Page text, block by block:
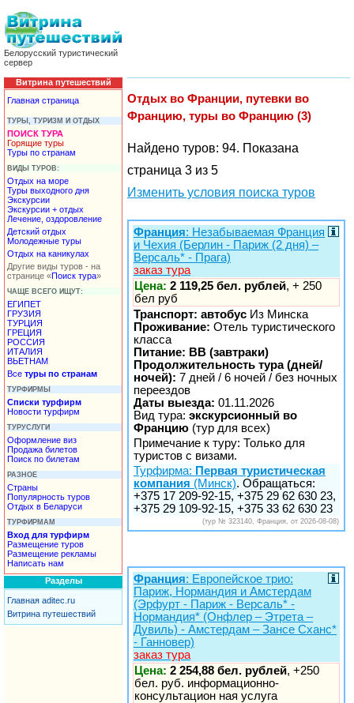
Белорусский туристический
сервер
Витрина путешествий
Главная страница
ТУРЫ, ТУРИЗМ И ОТДЫХ
ПОИСК ТУРА
Горящие туры
Туры по странам
ВИДЫ ТУРОВ:
Отдых на море
Туры выходного дня
Экскурсии
Экскурсии + отдых
Лечение, оздоровление
Детский отдых
Молодежные туры
Отдых на каникулах
Другие виды туров - на
странице «Поиск тура»
ЧАЩЕ ВСЕГО ИЩУТ:
ЕГИПЕТ
ГРУЗИЯ
ТУРЦИЯ
ГРЕЦИЯ
РОССИЯ
ИТАЛИЯ
ВЬЕТНАМ
Все туры по странам
ТУРФИРМЫ
Списки турфирм
Новости турфирм
ТУРУСЛУГИ
Оформление виз
Продажа билетов
Поиск по билетам
РАЗНОЕ
Страны
Популярность туров
Отдых в Беларуси
ТУРФИРМАМ
Вход для турфирм
Размещение туров
Размещение рекламы
Написать нам
Разделы
Главная aditec.ru
Витрина путешествий
Отдых во Франции, путевки во
Францию, туры во Францию (3)
Найдено туров: 94. Показана
страница 3 из 5
Изменить условия поиска туров
Франция: Незабываемая Франция
и Чехия (Берлин - Париж (2 дня) –
Версаль* - Прага)
заказ тура
Цена: 2 119,25 бел. рублей, + 250
бел руб
Транспорт: автобус Из Минска
Проживание: Отель туристического
класса
Питание: BB (завтраки)
Продолжительность тура (дней/
ночей): 7 дней / 6 ночей / без ночных
переездов
Даты выезда: 01.11.2026
Вид тура: экскурсионный во
Францию (тур для всех)
Примечание к туру: Только для
туристов с визами.
Турфирма: Первая туристическая
компания (Минск). Обращаться:
+375 17 209-92-15, +375 29 62 630 23,
+375 29 109-92-15, +375 33 62 630 23
(тур № 323140, Франция, от 2026-08-08)
Франция: Европейское трио:
Париж, Нормандия и Амстердам
(Эрфурт - Париж - Версаль* -
Нормандия* (Онфлер – Этрета –
Дувиль) - Амстердам – Зансе Сханс*
- Ганновер)
заказ тура
Цена: 2 254,88 бел. рублей, +250
бел. руб. информационно-
консультацион ная услуга